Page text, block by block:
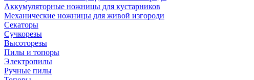
Аккумуляторные ножницы для кустарников
Механические ножницы для живой изгороди
Секаторы
Сучкорезы
Высоторезы
Пилы и топоры
Электропилы
Ручные пилы